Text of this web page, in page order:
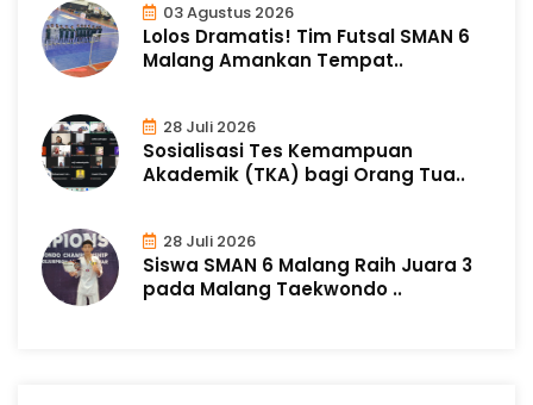
03 Agustus 2026
Lolos Dramatis! Tim Futsal SMAN 6
Malang Amankan Tempat..
28 Juli 2026
Sosialisasi Tes Kemampuan
Akademik (TKA) bagi Orang Tua..
28 Juli 2026
Siswa SMAN 6 Malang Raih Juara 3
pada Malang Taekwondo ..